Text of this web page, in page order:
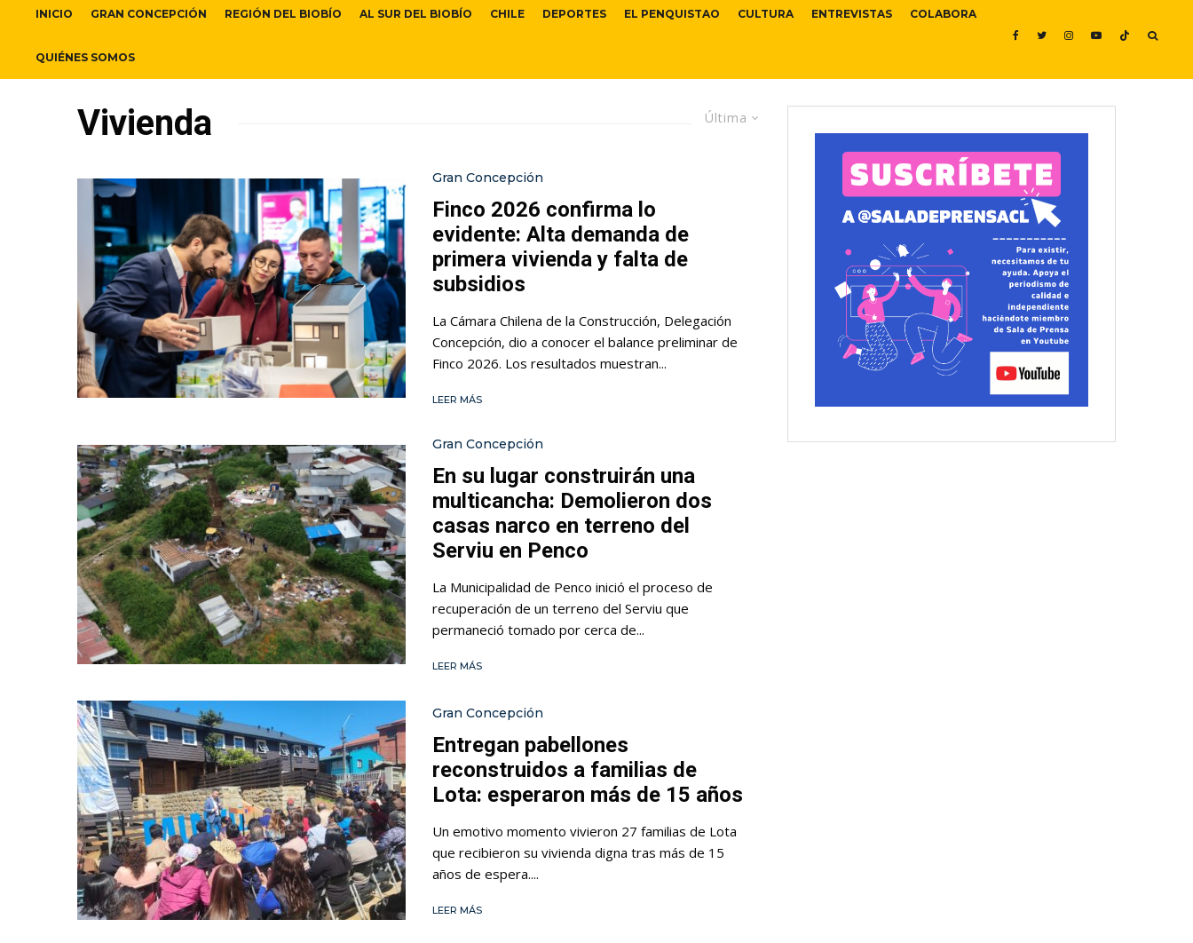
INICIO GRAN CONCEPCIÓN REGIÓN DEL BIOBÍO AL SUR DEL BIOBÍO CHILE DEPORTES EL PENQUISTAO CULTURA ENTREVISTAS COLABORA
QUIÉNES SOMOS
Última
Vivienda
Gran Concepción
Finco 2026 confirma lo
evidente: Alta demanda de
primera vivienda y falta de
subsidios
La Cámara Chilena de la Construcción, Delegación
Concepción, dio a conocer el balance preliminar de
Finco 2026. Los resultados muestran...
LEER MÁS
Gran Concepción
En su lugar construirán una
multicancha: Demolieron dos
casas narco en terreno del
Serviu en Penco
La Municipalidad de Penco inició el proceso de
recuperación de un terreno del Serviu que
permaneció tomado por cerca de...
LEER MÁS
Gran Concepción
Entregan pabellones
reconstruidos a familias de
Lota: esperaron más de 15 años
Un emotivo momento vivieron 27 familias de Lota
que recibieron su vivienda digna tras más de 15
años de espera....
LEER MÁS